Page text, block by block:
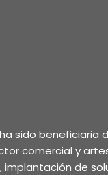
ha sido
comercial y
implantación de